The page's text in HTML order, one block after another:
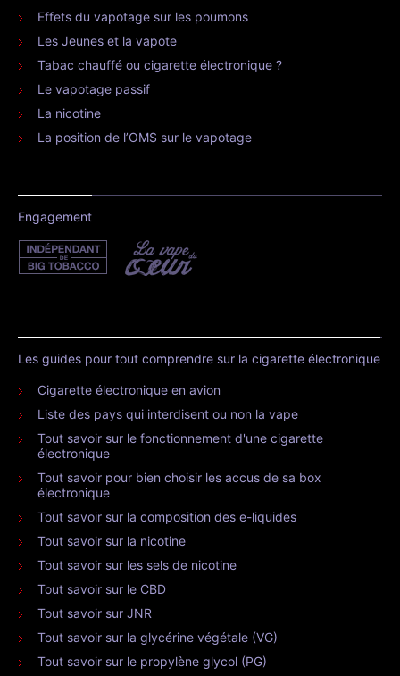
Effets du vapotage sur les poumons
Les Jeunes et la vapote
Tabac chauffé ou cigarette électronique ?
Le vapotage passif
La nicotine
La position de l’OMS sur le vapotage
Engagement
Les guides pour tout comprendre sur la cigarette électronique
Cigarette électronique en avion
Liste des pays qui interdisent ou non la vape
Tout savoir sur le fonctionnement d'une cigarette
électronique
Tout savoir pour bien choisir les accus de sa box
électronique
Tout savoir sur la composition des e-liquides
Tout savoir sur la nicotine
Tout savoir sur les sels de nicotine
Tout savoir sur le CBD
Tout savoir sur JNR
Tout savoir sur la glycérine végétale (VG)
Tout savoir sur le propylène glycol (PG)